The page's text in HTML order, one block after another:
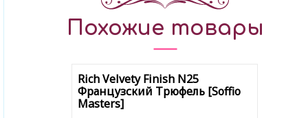
Похожие товары
Rich Velvety Finish N25
Французский Трюфель [Soffio
Masters]